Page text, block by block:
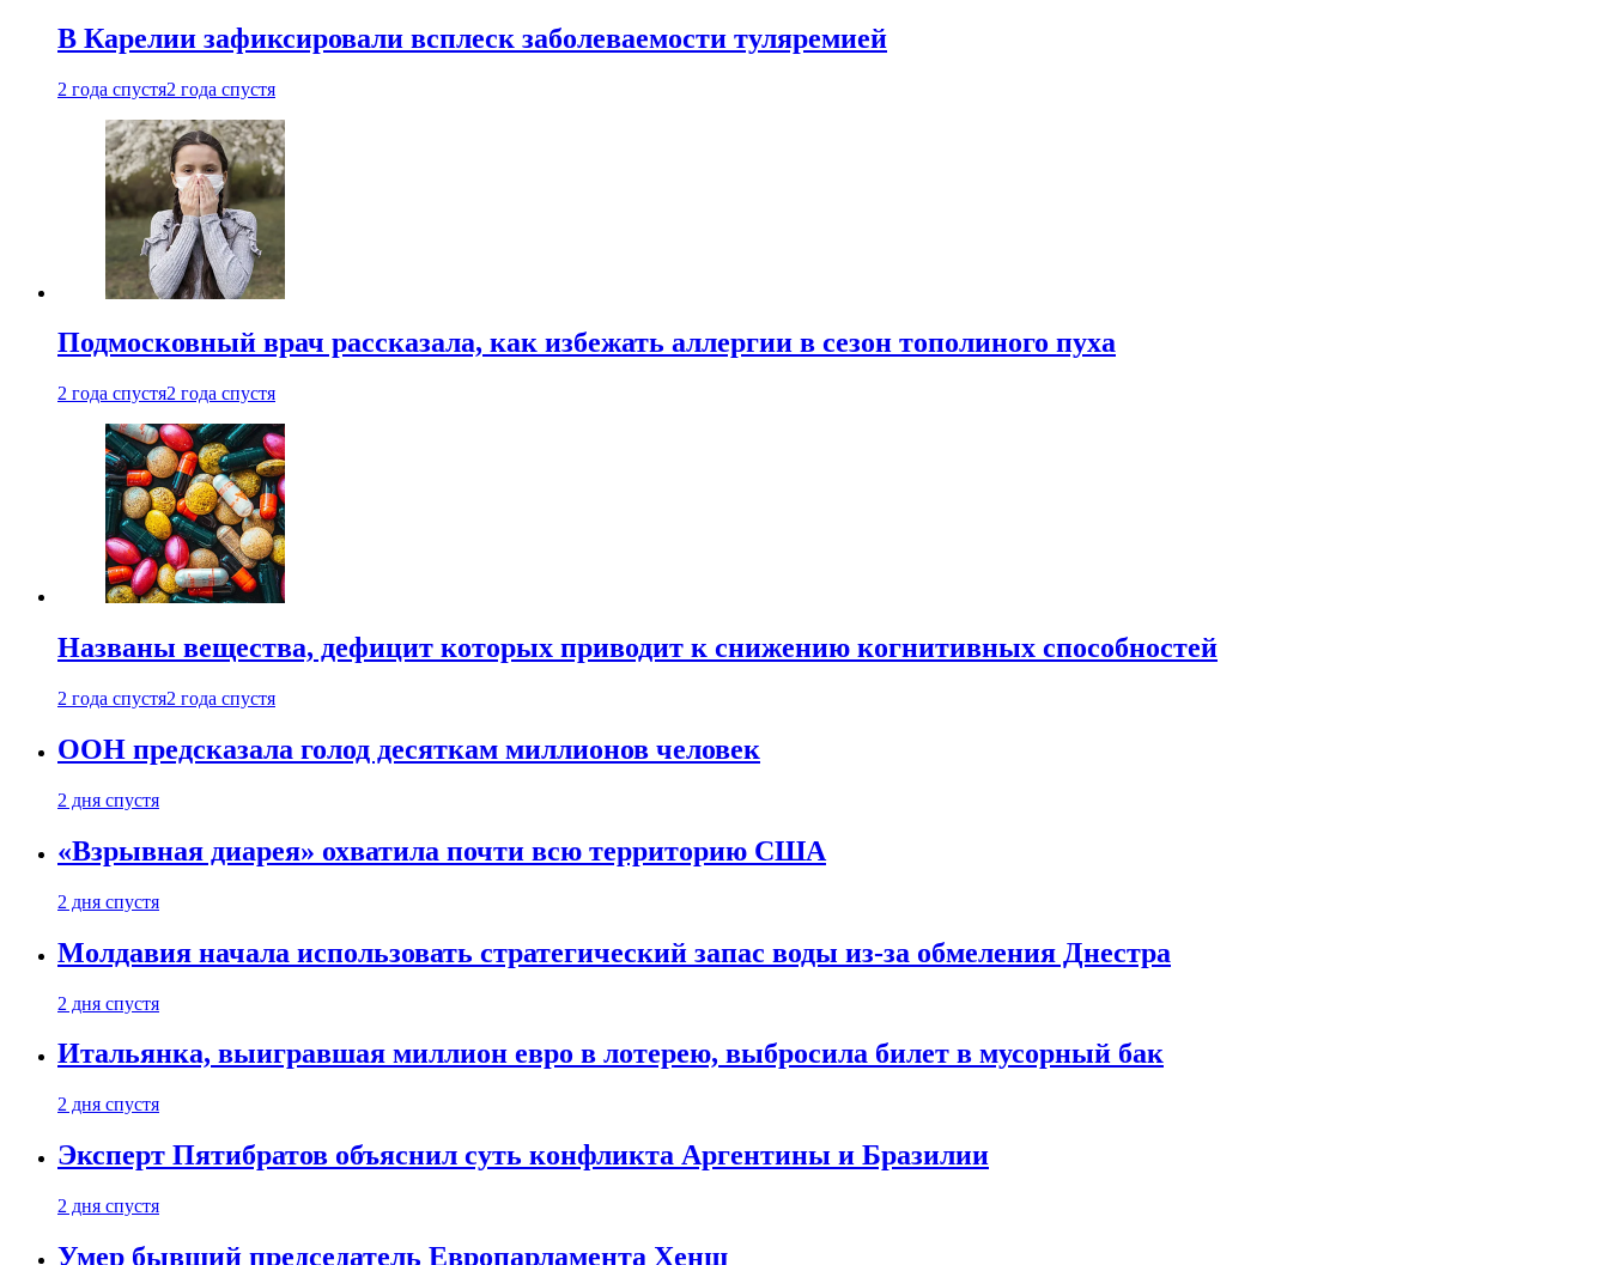
В Карелии зафиксировали всплеск заболеваемости туляремией
2 года спустя2 года спустя
Подмосковный врач рассказала, как избежать аллергии в сезон тополиного пуха
2 года спустя2 года спустя
Названы вещества, дефицит которых приводит к снижению когнитивных способностей
2 года спустя2 года спустя
ООН предсказала голод десяткам миллионов человек
2 дня спустя
«Взрывная диарея» охватила почти всю территорию США
2 дня спустя
Молдавия начала использовать стратегический запас воды из-за обмеления Днестра
2 дня спустя
Итальянка, выигравшая миллион евро в лотерею, выбросила билет в мусорный бак
2 дня спустя
Эксперт Пятибратов объяснил суть конфликта Аргентины и Бразилии
2 дня спустя
Умер бывший председатель Европарламента Хенш